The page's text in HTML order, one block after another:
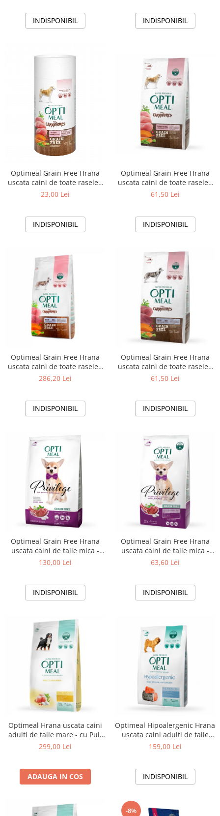
INDISPONIBIL INDISPONIBIL
Optimeal Grain Free Hrana
uscata caini de toate rasele -
Curcan si legume, 650g
23,00 Lei
INDISPONIBIL
Optimeal Grain Free Hrana
uscata caini de toate rasele -
Curcan si legume, 1,5kg
61,50 Lei
INDISPONIBIL
Optimeal Grain Free Hrana
uscata caini de toate rasele -
Rata si legume, 10kg
286,20 Lei
INDISPONIBIL
Optimeal Grain Free Hrana
uscata caini de toate rasele -
Rata si legume, 1,5 kg
61,50 Lei
INDISPONIBIL
Optimeal Grain Free Hrana
uscata caini de talie mica -
continut ridicat de miel, 4kg
130,00 Lei
INDISPONIBIL
Optimeal Grain Free Hrana
uscata caini de talie mica -
continut ridicat de miel 1,5 kg
63,60 Lei
INDISPONIBIL
Optimeal Hrana uscata caini
adulti de talie mare - cu Pui,
12kg
299,00 Lei
ADAUGA IN COS
Optimeal Hipoalergenic Hrana
uscata caini adulti de talie
medie si mare - cu somon,
159,00 Lei
INDISPONIBIL
-8%